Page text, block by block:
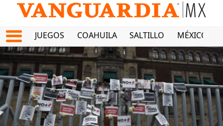
JUEGOS COAHUILA SALTILLO MÉXICO